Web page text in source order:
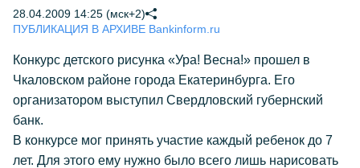
28.04.2009 14:25 (мск+2)
ПУБЛИКАЦИЯ В АРХИВЕ Bankinform.ru
Конкурс детского рисунка «Ура! Весна!» прошел в
Чкаловском районе города Екатеринбурга. Его
организатором выступил Свердловский губернский
банк.
В конкурсе мог принять участие каждый ребенок до 7
лет. Для этого ему нужно было всего лишь нарисовать